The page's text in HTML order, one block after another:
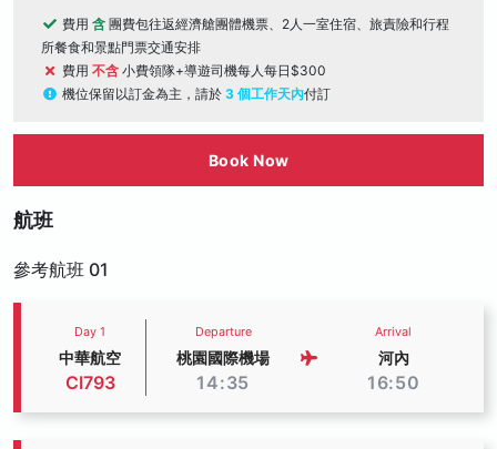
費用 含 團費包往返經濟艙團體機票、2人一室住宿、旅責險和行程
所餐食和景點門票交通安排
費用 不含 小費領隊+導遊司機每人每日$300
機位保留以訂金為主，請於 3 個工作天內付訂
Book Now
航班
參考航班 01
Day 1
中華航空
CI793
Departure
桃園國際機場
14:35
Arrival
河內
16:50